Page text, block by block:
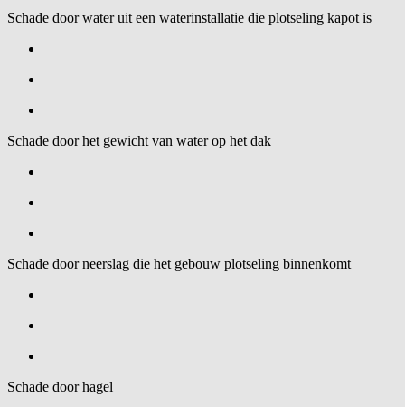
Schade door water uit een waterinstallatie die plotseling kapot is
Schade door het gewicht van water op het dak
Schade door neerslag die het gebouw plotseling binnenkomt
Schade door hagel